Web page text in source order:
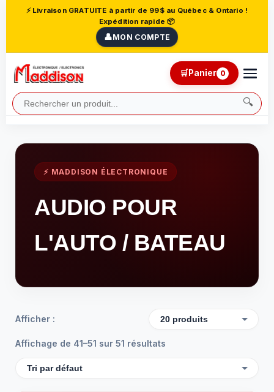
⚡ Livraison GRATUITE à partir de 99$ au Québec & Ontario !
Expédition rapide 📦
👤MON COMPTE
🔍
🛒Panier 0
⚡ MADDISON ÉLECTRONIQUE
AUDIO POUR
L'AUTO / BATEAU
Afficher :
Affichage de 41–51 sur 51 résultats